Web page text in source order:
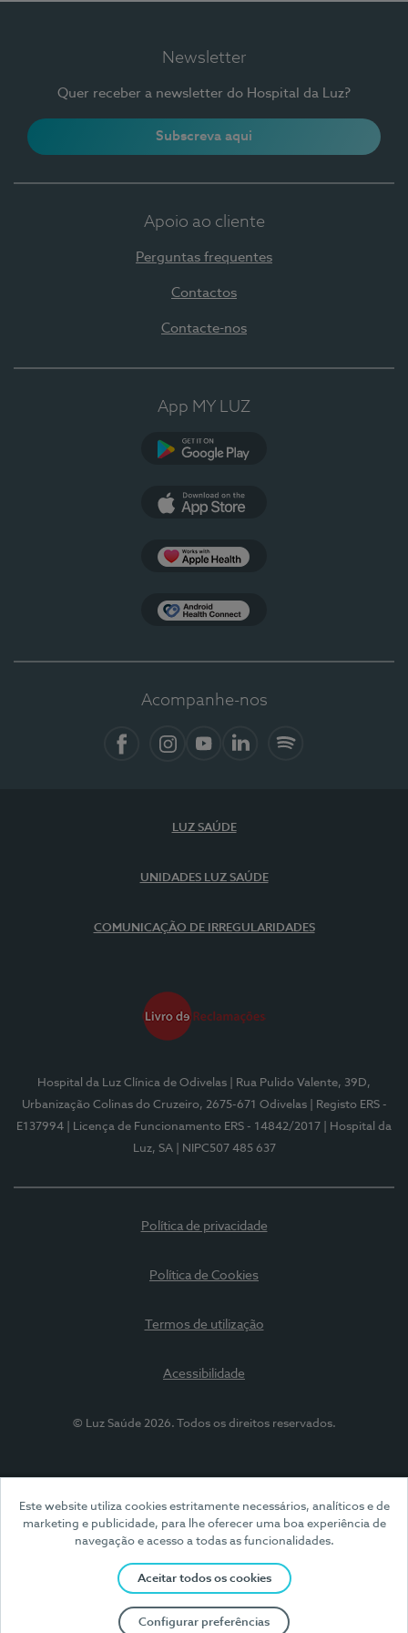
Este website utiliza cookies estritamente necessários, analíticos e de
marketing e publicidade, para lhe oferecer uma boa experiência de
navegação e acesso a todas as funcionalidades.
Aceitar todos os cookies
Configurar preferências
Newsletter
Quer receber a newsletter do Hospital da Luz?
Subscreva aqui
Apoio ao cliente
Perguntas frequentes
Contactos
Contacte-nos
App MY LUZ
Acompanhe-nos
LUZ SAÚDE
UNIDADES LUZ SAÚDE
COMUNICAÇÃO DE IRREGULARIDADES
Hospital da Luz Clínica de Odivelas
| Rua Pulido Valente, 39D,
Urbanização Colinas do Cruzeiro, 2675-671 Odivelas
| Registo ERS -
E137994
| Licença de Funcionamento ERS - 14842/2017
| Hospital da
Luz, SA
| NIPC507 485 637
Política de privacidade
Política de Cookies
Termos de utilização
Acessibilidade
© Luz Saúde 2026. Todos os direitos reservados.